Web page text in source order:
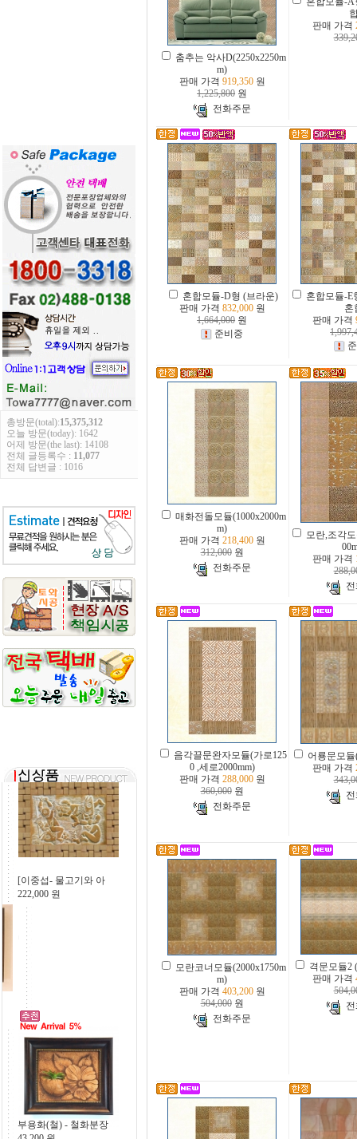
총방문(total):15,375,312
오늘 방문(today): 1642
어제 방문(the last): 14108
전체 글등록수 : 11,077
전체 답변글 : 1016
[이중섭- 물고기와 아
222,000 원
부용화(철) - 철화분장
춤추는 악사D(2250x2250m
m)
판매 가격 919,350원
1,225,800 원
전화주문
판매 가격
혼합모듈-D형 (브라운)
판매 가격 832,000원
1,664,000 원
준비중
혼합모듈-E
혼
판매 가격
매화전돌모듈(1000x2000m
m)
판매 가격 218,400원
312,000원
전화주문
모란,조각
판매 가격
음각끌문완자모듈(가로125
0 ,세로2000mm)
판매 가격 288,000원
360,000원
전화주문
어룡문모듈
판매 가격
모란코너모듈(2000x1750m
m)
판매 가격 403,200원
504,000원
전화주문
격문모듈2
판매 가격